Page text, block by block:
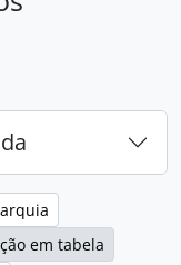
em tabela